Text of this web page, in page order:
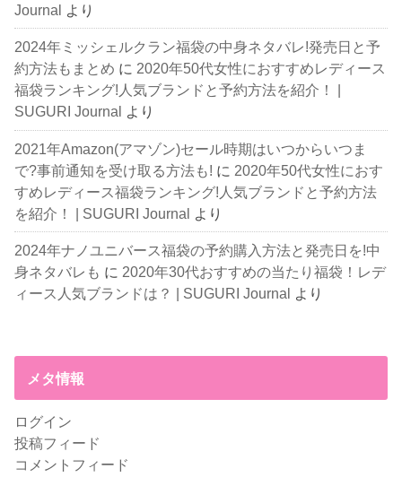
Journal より
2024年ミッシェルクラン福袋の中身ネタバレ!発売日と予
約方法もまとめ に 2020年50代女性におすすめレディース
福袋ランキング!人気ブランドと予約方法を紹介！ |
SUGURI Journal
より
2021年Amazon(アマゾン)セール時期はいつからいつま
で?事前通知を受け取る方法も! に 2020年50代女性におす
すめレディース福袋ランキング!人気ブランドと予約方法
を紹介！ | SUGURI Journal より
2024年ナノユニバース福袋の予約購入方法と発売日を!中
身ネタバレも に 2020年30代おすすめの当たり福袋！レデ
ィース人気ブランドは？ | SUGURI Journal
より
メタ情報
ログイン
投稿フィード
コメントフィード